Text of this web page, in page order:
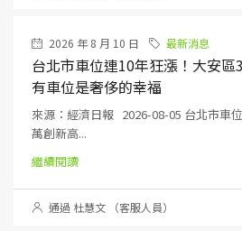
2026 年 8 月 10 日 最新消息
台北市車位連10年狂漲！大安區
有車位是奢侈的幸福
來源：經濟日報 2026-08-05 台北市車
萬創新高...
繼續閱讀
通過 杜慧文 （客服人員）